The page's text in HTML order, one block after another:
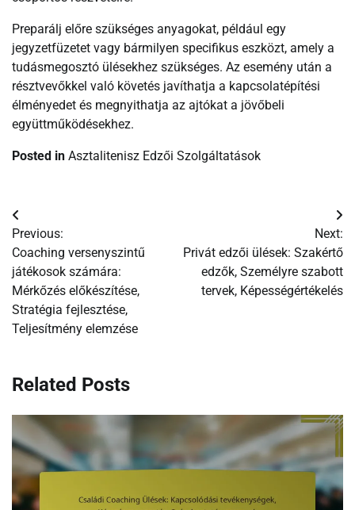
Preparálj előre szükséges anyagokat, például egy
jegyzetfüzetet vagy bármilyen specifikus eszközt, amely a
tudásmegosztó ülésekhez szükséges. Az esemény után a
résztvevőkkel való követés javíthatja a kapcsolatépítési
élményedet és megnyithatja az ajtókat a jövőbeli
együttműködésekhez.
Posted in Asztalitenisz Edzői Szolgáltatások
Post
navigation
Previous:
Coaching versenyszintű
játékosok számára:
Mérkőzés előkészítése,
Stratégia fejlesztése,
Teljesítmény elemzése
Next:
Privát edzői ülések: Szakértő
edzők, Személyre szabott
tervek, Képességértékelés
Related Posts